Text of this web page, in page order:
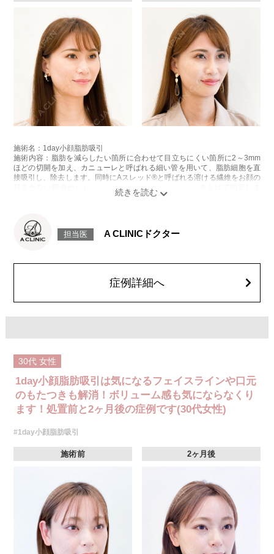
施術名：1day小顔脂肪吸引
施術内容：脂肪を減らしたい箇所に合わせて目立ちにくい箇所に2～3mm
ほどの切開を加え、カニューレと呼ばれる細い管を用いて、脂肪細胞を直
接吸引し、除去します。同時にAスレッド®と呼ばれる溶ける繊維をお顔の
目立たない部分から皮下へ挿入し、皮膚を内側から引き上げて固定しま
感などが術後一時的に生じることがございます。また、稀に貧血、細菌感
染症、左右差、施術箇所の知覚鈍麻、ぼこつき、硬結、瘢痕化、色素沈
顔の脂肪吸引箇所の追加 1ヶ所ごと+162,800円(税込)
オプション：笑気麻酔 3,300円(税込)
担当医 A CLINICドクター
症例詳細へ
30代 女性
1day小顔脂肪吸引は気になるフェイスラインや口元
のもたつきも解消！ボリューム感も気にならなくり
ます！処置前と2ヶ月後の症例です(30代女性)
#1day小顔脂肪吸引
施術前 2ヶ月後